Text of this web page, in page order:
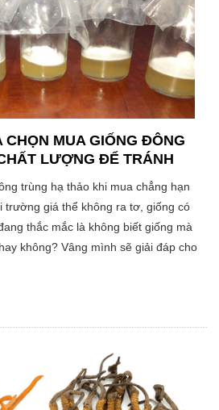
MUA GIỐNG ĐÔNG
LƯỢNG ĐỂ TRÁNH
trùng hạ thảo khi mua chẳng hạn
trường giá thể không ra tơ, giống có
thắc mắc là không biết giống mà
không? Vâng mình sẽ giải đáp cho